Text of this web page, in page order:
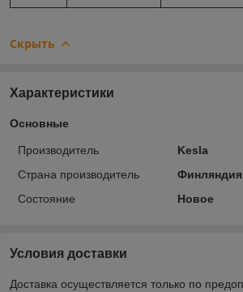
Скрыть
Характеристики
Основные
Производитель
Kesla
Страна производитель
Финляндия
Состояние
Новое
Условия доставки
Доставка осуществляется только по